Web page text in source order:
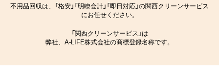
不用品回収は、「格安」「明瞭会計」「即日対応」の関西クリーンサービス
にお任せください。
「関西クリーンサービス」は
弊社、A-LIFE株式会社の商標登録名称です。